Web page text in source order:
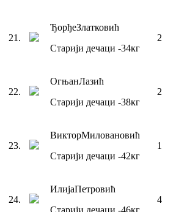
21 .
ЂорђеЗлатковић
Старији дечаци -34кг
2
22.
ОгњанЛазић
Старији дечаци -38кг
2
23.
ВикторМиловановић
Старији дечаци -42кг
1
24.
ИлијаПетровић
Старији дечаци -46кг
4